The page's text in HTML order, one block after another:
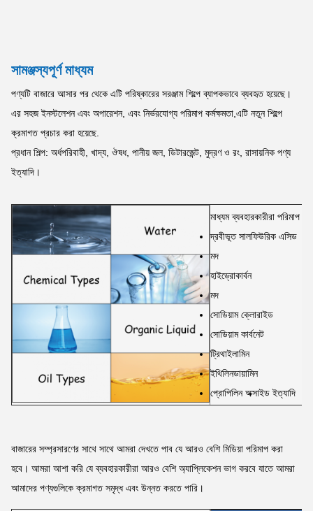
সামঞ্জস্যপূর্ণ মাধ্যম
পণ্যটি বাজারে আসার পর থেকে এটি পরিষ্কারের সরঞ্জাম শিল্পে ব্যাপকভাবে ব্যবহৃত হয়েছে।
এর সহজ ইনস্টলেশন এবং অপারেশন, এবং নির্ভরযোগ্য পরিমাপ কর্মক্ষমতা,এটি নতুন শিল্পে
ক্রমাগত প্রচার করা হয়েছে.
প্রধান শিল্প: অর্ধপরিবাহী, খাদ্য, ঔষধ, পানীয় জল, ডিটারজেন্ট, মুদ্রণ ও রং, রাসায়নিক পণ্য
ইত্যাদি।
মাধ্যম ব্যবহারকারীরা পরিমাপ
দ্রবীভূত সালফিউরিক এসিড
মদ
হাইড্রোকার্বন
মদ
সোডিয়াম ক্লোরাইড
সোডিয়াম কার্বনেট
ট্রিথাইলামিন
ইথিলিনডায়ামিন
প্রোপিলিন অক্সাইড ইত্যাদি
বাজারের সম্প্রসারণের সাথে সাথে আমরা দেখতে পাব যে আরও বেশি মিডিয়া পরিমাপ করা
হবে। আমরা আশা করি যে ব্যবহারকারীরা আরও বেশি অ্যাপ্লিকেশন ভাগ করবে যাতে আমরা
আমাদের পণ্যগুলিকে ক্রমাগত সমৃদ্ধ এবং উন্নত করতে পারি।